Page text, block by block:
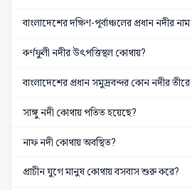
বাংলাদেশের দক্ষিণ-পূর্বাঞ্চলের প্রধান নদীর নাম
কর্ণফুলী নদীর উৎপত্তিস্থল কোথায়?
বাংলাদেশের প্রধান সমুদ্রবন্দর কোন নদীর
সাঙ্গু নদী কোথায় পতিত হয়েছে?
নাফ নদী কোথায় অবস্থিত?
প্রাচীন যুগে মানুষ কোথায় বসবাস শুরু করে?